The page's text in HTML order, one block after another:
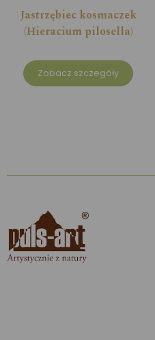
Jastrzębiec kosmaczek
(Hieracium pilosella)
Zobacz szczegóły